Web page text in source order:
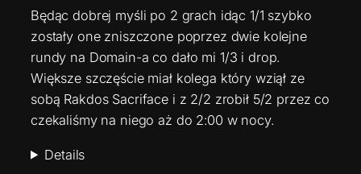
Będąc dobrej myśli po 2 grach idąc 1/1 szybko
zostały one zniszczone poprzez dwie kolejne
rundy na Domain-a co dało mi 1/3 i drop.
Większe szczęście miał kolega który wziął ze
sobą Rakdos Sacriface i z 2/2 zrobił 5/2 przez co
czekaliśmy na niego aż do 2:00 w nocy.
Details